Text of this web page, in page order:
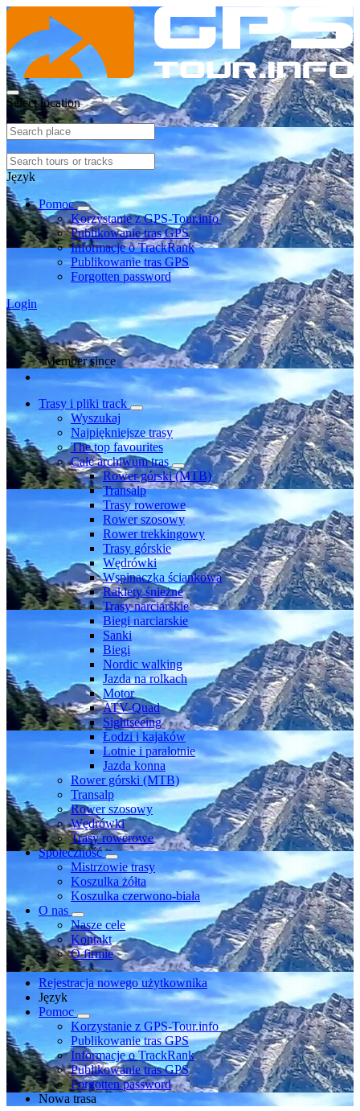
Select location
Język
Pomoc
Korzystanie z GPS-Tour.info
Publikowanie tras GPS
Informacje o TrackRank
Publikowanie tras GPS
Forgotten password
Login
Member since
Trasy i pliki track
Wyszukaj
Najpiękniejsze trasy
The top favourites
Całe archiwum tras
Rower górski (MTB)
Transalp
Trasy rowerowe
Rower szosowy
Rower trekkingowy
Trasy górskie
Wędrówki
Wspinaczka ściankowa
Rakiety śnieżne
Trasy narciarskie
Biegi narciarskie
Sanki
Biegi
Nordic walking
Jazda na rolkach
Motor
ATV-Quad
Sightseeing
Łodzi i kajaków
Lotnie i paralotnie
Jazda konna
Rower górski (MTB)
Transalp
Rower szosowy
Wędrówki
Trasy rowerowe
Społeczność
Mistrzowie trasy
Koszulka żółta
Koszulka czerwono-biała
O nas
Nasze cele
Kontakt
O firmie
Rejestracja nowego użytkownika
Język
Pomoc
Korzystanie z GPS-Tour.info
Publikowanie tras GPS
Informacje o TrackRank
Publikowanie tras GPS
Forgotten password
Nowa trasa